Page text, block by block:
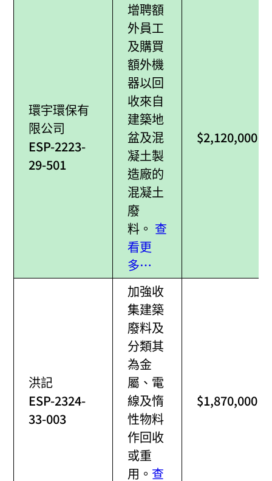
環宇環保有
限公司
ESP-2223-
29-501
增聘額
外員工
及購買
額外機
器以回
收來自
建築地
盆及混
凝土製
造廠的
混凝土
廢
料。 查
看更
多…
$2,120,000
洪記
ESP-2324-
33-003
加強收
集建築
廢料及
分類其
為金
屬、電
線及惰
性物料
作回收
或重
用。 查
$1,870,000